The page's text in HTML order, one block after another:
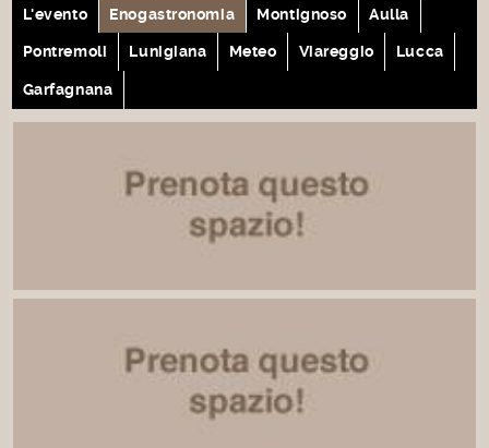
L'evento Enogastronomia Montignoso Aulla
Pontremoli Lunigiana Meteo Viareggio Lucca
Garfagnana